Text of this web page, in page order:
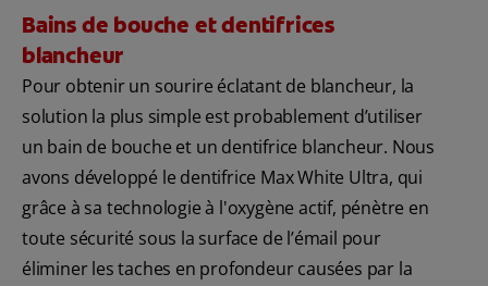
Bains de bouche et dentifrices
blancheur
Pour obtenir un sourire éclatant de blancheur, la
solution la plus simple est probablement d’utiliser
un bain de bouche et un dentifrice blancheur. Nous
avons développé le dentifrice Max White Ultra, qui
grâce à sa technologie à l'oxygène actif, pénètre en
toute sécurité sous la surface de l’émail pour
éliminer les taches en profondeur causées par la